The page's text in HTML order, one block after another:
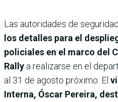
Las autoridades de
los detalles para el
policiales en el marco del
Rally a realizarse en el
al 31 de agosto próximo. El
Interna, Óscar Pereira,